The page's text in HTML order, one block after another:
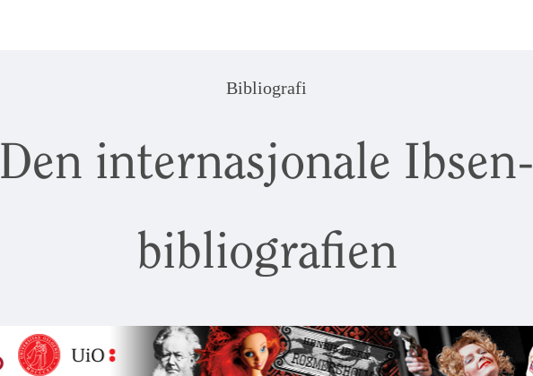
Bibliografi
Den internasjonale Ibsen-
bibliografien